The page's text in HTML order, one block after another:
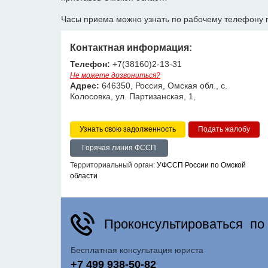
Часы приема можно узнать по рабочему телефону
Контактная информация:
Телефон: +7(38160)2-13-31
Не можете дозвониться?
Адрес: 646350, Россия, Омская обл., с.
Колосовка, ул. Партизанская, 1,
Узнать свою задолженность
Горячая линия ФССП
Территориальный орган: УФССП России по Омской
области